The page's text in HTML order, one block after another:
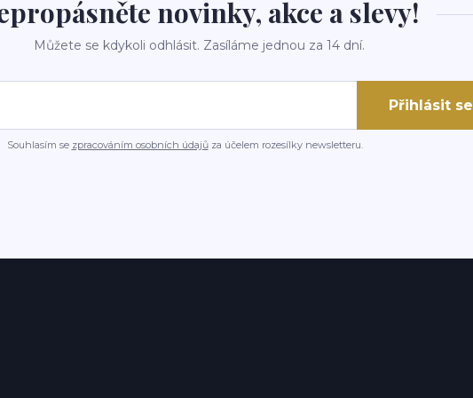
novinky, akce a slevy!
Můžete se kdykoli odhlásit. Zasíláme jednou za 14 dní.
Přihlásit se
Souhlasím se zpracováním osobních údajůza účelem rozesílky newsletteru.